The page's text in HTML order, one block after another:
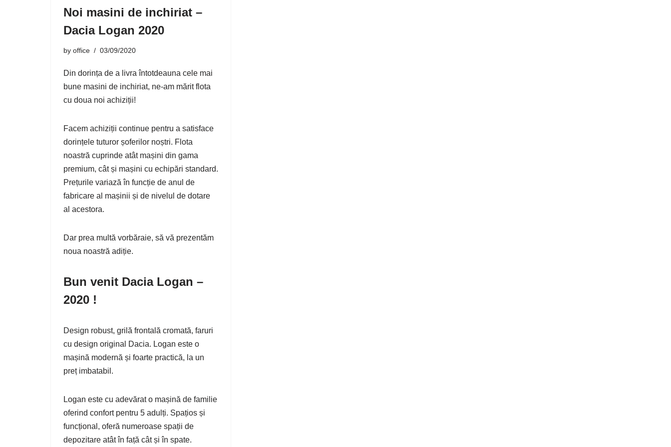
Noi masini de inchiriat –
Dacia Logan 2020
by office 03/09/2020
Din dorința de a livra întotdeauna cele mai
bune masini de inchiriat, ne-am mărit flota
cu doua noi achiziții!
Facem achiziții continue pentru a satisface
dorințele tuturor șoferilor noștri. Flota
noastră cuprinde atât mașini din gama
premium, cât și mașini cu echipări standard.
Prețurile variază în funcție de anul de
fabricare al mașinii și de nivelul de dotare
al acestora.
Dar prea multă vorbăraie, să vă prezentăm
noua noastră adiție.
Bun venit Dacia Logan –
2020 !
Design robust, grilă frontală cromată, faruri
cu design original Dacia. Logan este o
mașină modernă și foarte practică, la un
preț imbatabil.
Logan este cu adevărat o mașină de familie
oferind confort pentru 5 adulți. Spațios și
funcțional, oferă numeroase spații de
depozitare atât în față cât și în spate.